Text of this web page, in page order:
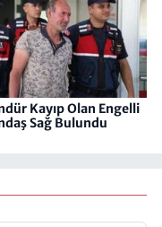
Kayıp Olan Engelli
Sağ Bulundu